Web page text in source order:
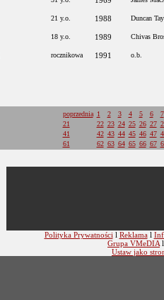
21 y.o. 1988 Duncan
18 y.o. 1989 Chivas
rocznikowa 1991 o.b.
poprzednia 1 2 3 4 5 6
7
21
22 23 24 25 26 27
41
42 43 44 45 46 47
61
62 63 64 65 66 67
Polityka Prywatności l Reklamal
Grupa VMeDIA
Ustaw jako